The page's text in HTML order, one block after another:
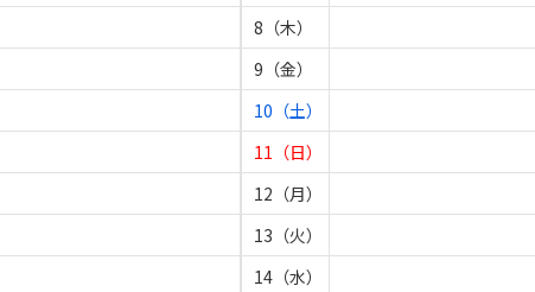
8（木）
9（金）
10（土）
11（日）
12（月）
13（火）
14（水）